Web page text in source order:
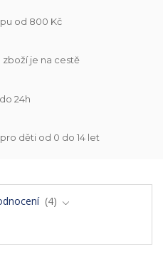
od 800 Kč
zboží je na cestě
24h
děti od 0 do 14 let
4